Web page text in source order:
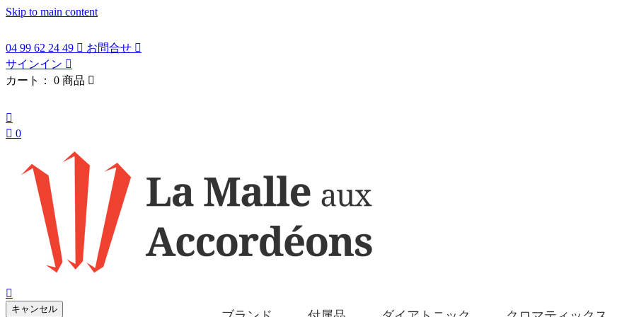
Skip to main content
04 99 62 24 49  お問合せ 
サインイン 
カート：
0 商品 

 0
ブランド 付属品 ダイアトニック クロマティックス

キャンセル